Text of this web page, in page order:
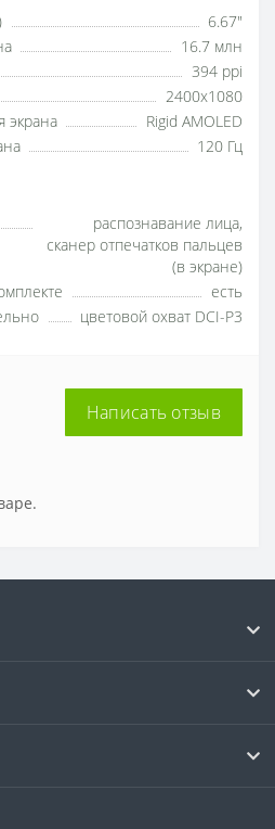
6.67"
16.7 млн
394 ppi
2400x1080
экрана
Rigid AMOLED
120 Гц
распознавание лица,
сканер отпечатков пальцев
(в экране)
есть
цветовой охват DCI-P3
Написать отзыв